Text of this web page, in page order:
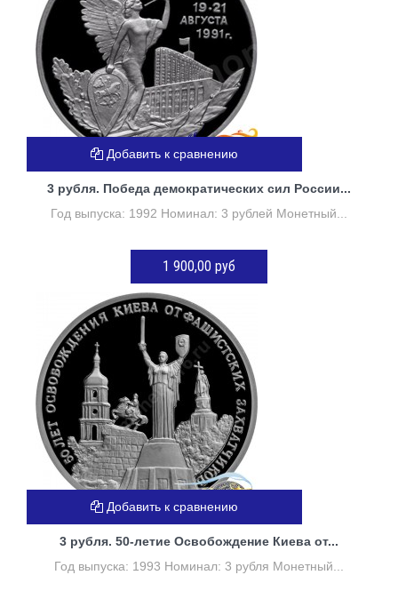
3 рубля. Победа демократических сил России...
Год выпуска: 1992 Номинал: 3 рублей Монетный...
1 900,00 руб
ДОБАВИТЬ В КОРЗИНУ
Добавить к сравнению
3 рубля. 50-летие Освобождение Киева от...
Год выпуска: 1993 Номинал: 3 рубля Монетный...
Добавить к сравнению